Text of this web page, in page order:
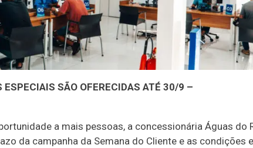
ESPECIAIS SÃO OFERECIDAS ATÉ 30/9 –
a mais pessoas, a concessionária Águas do
da campanha da Semana do Cliente e as condições